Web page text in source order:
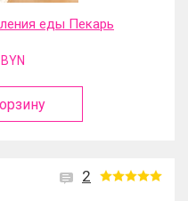
еды Пекарь
BYN
2